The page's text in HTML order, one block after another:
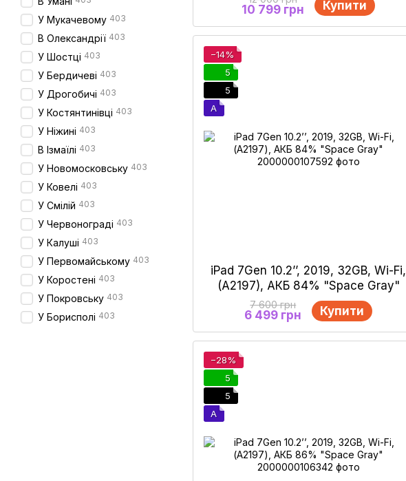
10 799 грн Купити
−14%
5
5
A
iPad 7Gen 10.2’’, 2019, 32GB, Wi-Fi,
(А2197), АКБ 84% "Space Gray"
7 600 грн
6 499 грн Купити
−28%
5
5
A
У Мукачевому 403
В Олександрії 403
У Шостці 403
У Бердичеві 403
У Дрогобичі 403
У Костянтинівці 403
У Ніжині 403
В Ізмаїлі 403
У Новомосковську 403
У Ковелі 403
У Смілій 403
У Червонограді 403
У Калуші 403
У Первомайському 403
У Коростені 403
У Покровську 403
У Борисполі 403